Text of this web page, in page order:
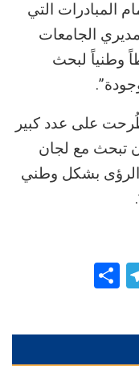
المبادرات التي
الجامعات
وطنياً لبحث
على عدد كبير
تبحث مع لجان
الرؤى بشكل وطني
Telegram